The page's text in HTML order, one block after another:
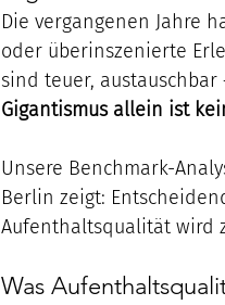
Die vergangenen Jahre
oder überinszenierte
sind teuer,
Gigantismus allein ist
Unsere Benchmark-
Berlin zeigt:
Aufenthaltsqualität wird
Was